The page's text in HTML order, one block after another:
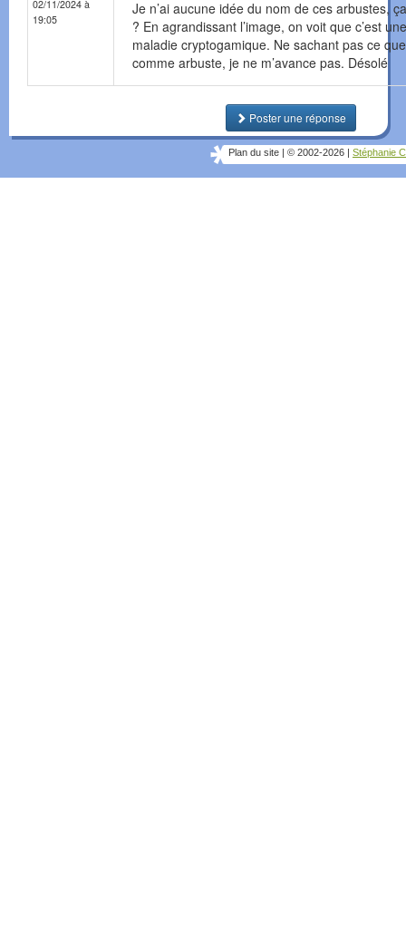
02/11/2024 à
19:05
Je n’ai aucune idée du nom de ces arbustes,
? En agrandissant l’image, on voit que c’est une
maladie cryptogamique. Ne sachant pas ce que
comme arbuste, je ne m’avance pas. Désolé
Poster une réponse
Plan du site © 2002-2026 Stéphanie C